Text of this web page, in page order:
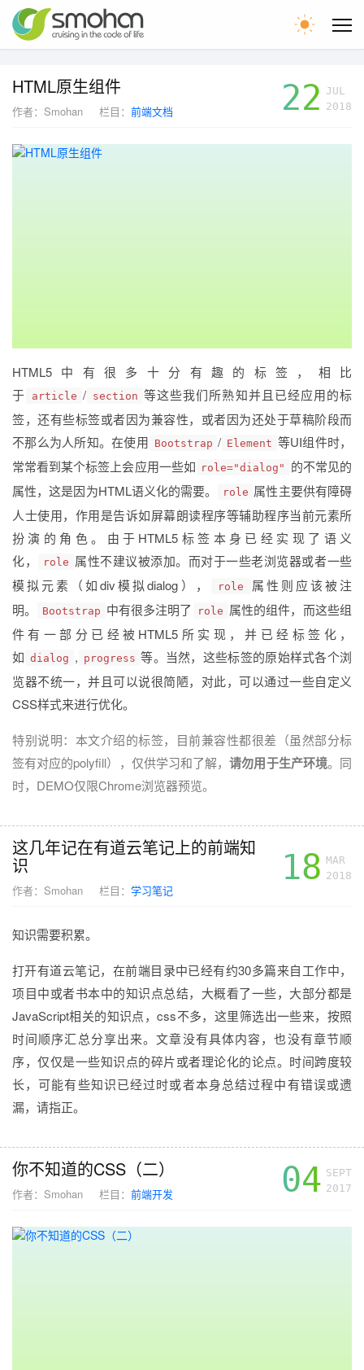
HTML原生组件
作者： Smohan 栏目： 前端文档 22 JUL
2018
HTML5中有很多十分有趣的标签，相比
于
article / section 等这些我们所熟知并且已经应用的标
签，还有些标签或者因为兼容性，或者因为还处于草稿阶段而
不那么为人所知。在使用 Bootstrap / Element 等UI组件时，
常常看到某个标签上会应用一些如 role="dialog"
的不常见的
属性，这是因为HTML语义化的需要。
role 属性主要供有障碍
人士使用，作用是告诉如屏幕朗读程序等辅助程序当前元素所
扮演的角色。由于HTML5标签本身已经实现了语义
化，
role 属性不建议被添加。而对于一些老浏览器或者一些
模拟元素（如div模拟dialog），
role
属性则应该被注
明。
Bootstrap 中有很多注明了 role 属性的组件，而这些组
件有一部分已经被HTML5所实现，并已经标签化，
如 dialog , progress 等。当然，这些标签的原始样式各个浏
览器不统一，并且可以说很简陋，对此，可以通过一些自定义
CSS样式来进行优化。
特别说明：本文介绍的标签，目前兼容性都很差（虽然部分标
签有对应的polyfill），仅供学习和了解，请勿用于生产环境。同
时，DEMO仅限Chrome浏览器预览。
这几年记在有道云笔记上的前端知
识
作者： Smohan 栏目： 学习笔记
18 MAR
2018
知识需要积累。
打开有道云笔记，在前端目录中已经有约30多篇来自工作中，
项目中或者书本中的知识点总结，大概看了一些，大部分都是
JavaScript相关的知识点，css不多，这里筛选出一些来，按照
时间顺序汇总分享出来。文章没有具体内容，也没有章节顺
序，仅仅是一些知识点的碎片或者理论化的论点。时间跨度较
长，可能有些知识已经过时或者本身总结过程中有错误或遗
漏，请指正。
你不知道的CSS（二）
作者： Smohan 栏目： 前端开发 04 SEPT
2017